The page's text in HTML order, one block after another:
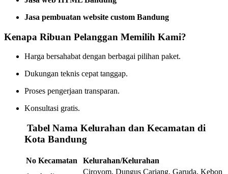
Jasa pembuatan website custom Bandung
Kenapa Ribuan Pelanggan Memilih Kami?
Harga bersahabat dengan berbagai pilihan paket.
Dukungan teknis cepat tanggap.
Proses pengerjaan transparan.
Konsultasi gratis.
Tabel Nama Kelurahan dan Kecamatan di
Kota Bandung
No Kecamatan
Kelurahan/Kelurahan
Ciroyom, Dungus Cariang, Garuda, Kebon